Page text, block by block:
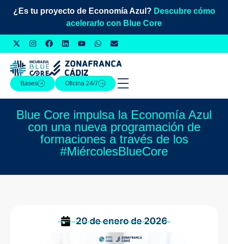
¿Es tu proyecto de Economía Azul? Descubre cómo
acelerarlo con Blue Core
Bases Oficina 24/7
Blue Core impulsa la Economía Azul
con una nueva programación de
formaciones a través de los
#MiércolesBlueCore
20 de enero de 2026